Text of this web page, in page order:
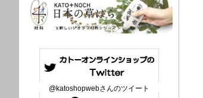
@katoshopwebさんのツイート